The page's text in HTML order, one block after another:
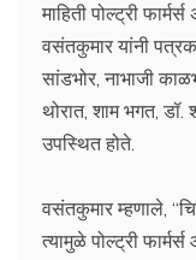
माहिती पोल्ट्री
वसंतकुमार यांनी
सांडभोर, नाभाजी
थोरात, शाम भगत,
उपस्थित होते.
वसंतकुमार म्हणाले,
त्यामुळे पोल्ट्री